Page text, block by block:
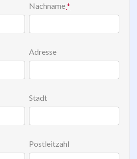
Nachname*
Adresse
Stadt
Postleitzahl